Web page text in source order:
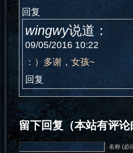
回复
wingwy说道：
09/05/2016 10:22
：）多谢，女孩~
回复
留下回复（本站有评论
名称 (必